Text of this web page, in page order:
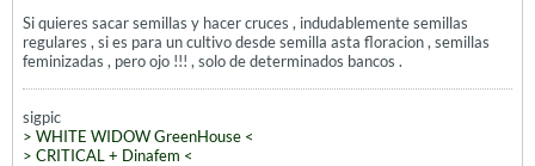
Si quieres sacar semillas y hacer cruces , indudablemente semillas
regulares , si es para un cultivo desde semilla asta floracion , semillas
feminizadas , pero ojo !!! , solo de determinados bancos .
sigpic
> WHITE WIDOW GreenHouse <
> CRITICAL + Dinafem <